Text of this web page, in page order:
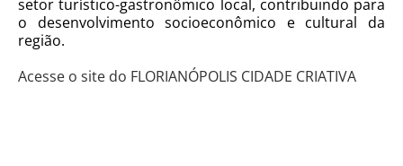
setor turístico-gastronômico local, contribuindo para
o desenvolvimento socioeconômico e cultural da
região.
Acesse o site do FLORIANÓPOLIS CIDADE CRIATIVA